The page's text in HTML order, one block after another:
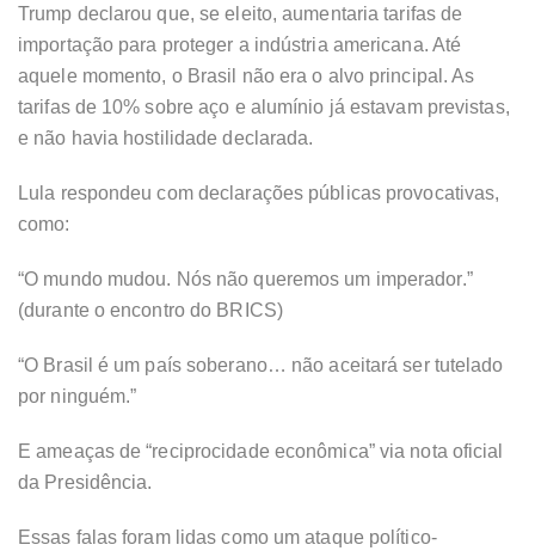
Trump declarou que, se eleito, aumentaria tarifas de
importação para proteger a indústria americana. Até
aquele momento, o Brasil não era o alvo principal. As
tarifas de 10% sobre aço e alumínio já estavam previstas,
e não havia hostilidade declarada.
Lula respondeu com declarações públicas provocativas,
como:
“O mundo mudou. Nós não queremos um imperador.”
(durante o encontro do BRICS)
“O Brasil é um país soberano… não aceitará ser tutelado
por ninguém.”
E ameaças de “reciprocidade econômica” via nota oficial
da Presidência.
Essas falas foram lidas como um ataque político-